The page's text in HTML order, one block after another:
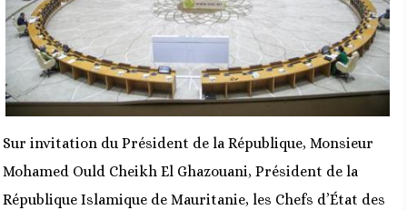
Sur invitation du Président de la République, Monsieur
Mohamed Ould Cheikh El Ghazouani, Président de la
République Islamique de Mauritanie, les Chefs d’État des